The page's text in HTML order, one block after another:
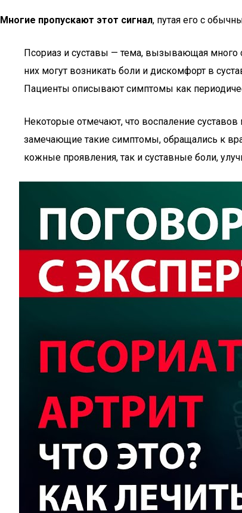
Многие пропускают этот сигнал, путая его с
Псориаз и суставы — тема, вызывающая много
них могут возникать боли и дискомфорт в
Пациенты описывают симптомы как
Некоторые отмечают, что воспаление
замечающие такие симптомы, обращались к
кожные проявления, так и суставные боли,